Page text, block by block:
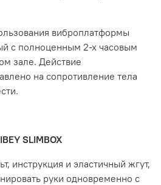
виброплатформы
с полноценным 2-х часовым
зале. Действие
на сопротивление тела
SLIMBOX
инструкция и эластичный жгут,
руки одновременно с